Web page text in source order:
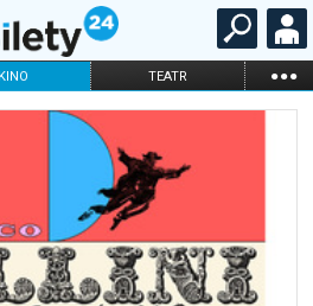
KINO TEATR ...
I BALET
KARNETY